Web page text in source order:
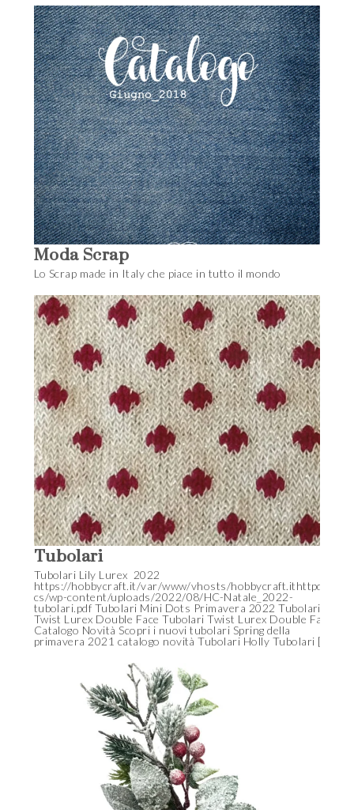
Moda Scrap
Lo Scrap made in Italy che piace in tutto il mondo
Tubolari
Tubolari Lily Lurex 2022
https://hobbycraft.it/var/www/vhosts/hobbycraft.ithttpdo
cs/wp-content/uploads/2022/08/HC-Natale_2022-
tubolari.pdf Tubolari Mini Dots Primavera 2022 Tubolari
Twist Lurex Double Face Tubolari Twist Lurex Double Face
Catalogo Novità Scopri i nuovi tubolari Spring della
primavera 2021 catalogo novità Tubolari Holly Tubolari […]